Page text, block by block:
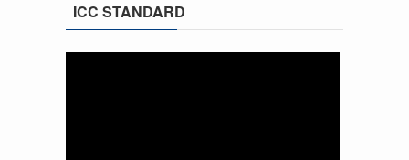
ICC STANDARD